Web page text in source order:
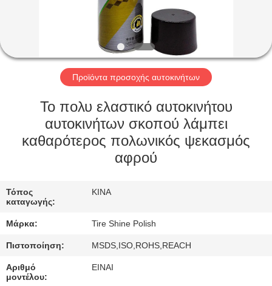
ΓΎΡΟΣ
ΕΡΓΟΣΤΑΣΊΩΝ
ΠΟΙΟΤΙΚΌΣ
ΈΛΕΓΧΟΣ
ΕΛΆΤΕ
ΣΕ
ΕΠΑΦΉ
Προϊόντα προσοχής αυτοκινήτων
Το πολυ ελαστικό αυτοκινήτου
αυτοκινήτων σκοπού λάμπει
καθαρότερος πολωνικός ψεκασμός
αφρού
Τόπος
καταγωγής:
ΚΙΝΑ
Μάρκα: Tire Shine Polish
Πιστοποίηση: MSDS,ISO,ROHS,REACH
Αριθμό
μοντέλου:
ΕΙΝΑΙ